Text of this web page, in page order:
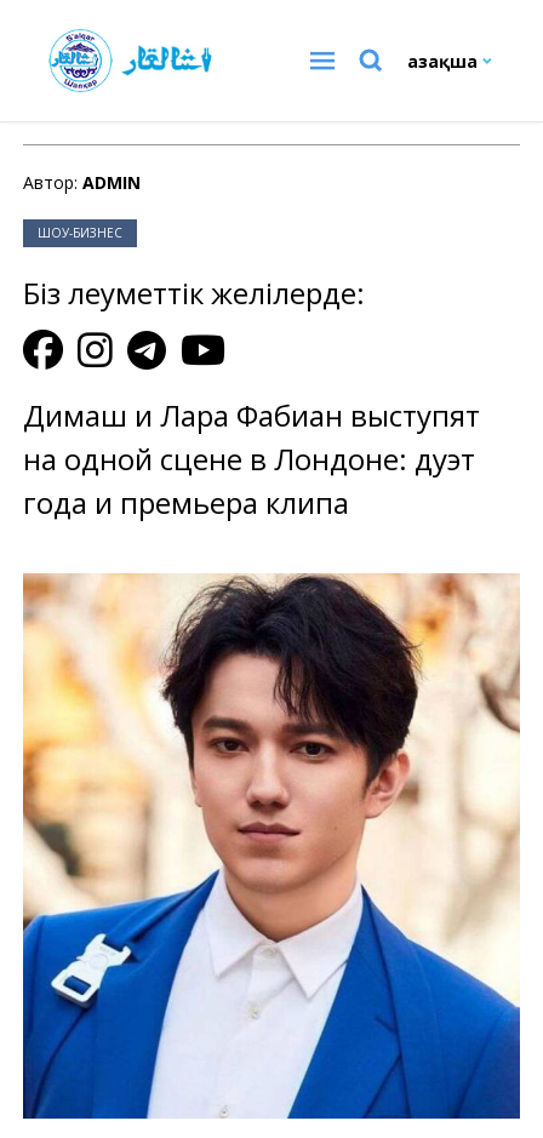
Қазақша
Автор: ADMIN
ШОУ-БИЗНЕС
Біз әлеуметтік желілерде:
Димаш и Лара Фабиан выступят
на одной сцене в Лондоне: дуэт
года и премьера клипа